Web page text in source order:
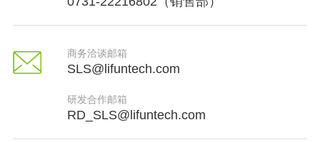
商务洽谈邮箱
SLS@lifuntech.com
研发合作邮箱
RD_SLS@lifuntech.com